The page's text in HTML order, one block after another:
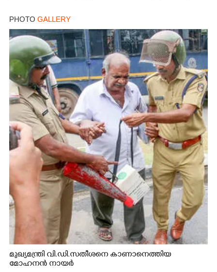
PHOTO GALLERY
മുഖ്യമന്ത്രി വി.ഡി.സതീശനെ കാണാനെത്തിയ
മോഹനൻ നായർ